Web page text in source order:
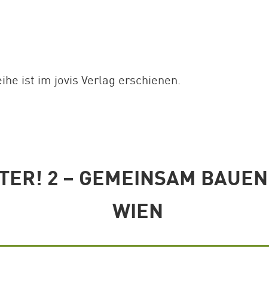
ist im jovis Verlag erschienen.
2 – GEMEINSAM
WIEN